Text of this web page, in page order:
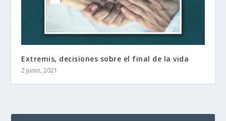
Extremis, decisiones sobre el final de la vida
2 junio, 2021